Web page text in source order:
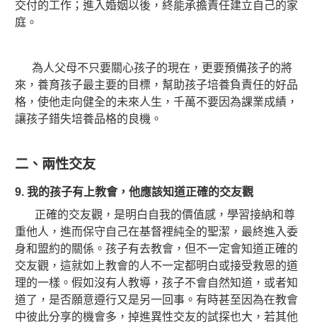
交付的工作；進入婚姻以後，終能承擔責任建立自己的家
庭。
為人父母不只要關心孩子的現在，更要預備孩子的將
來，養育孩子最主要的目標，幫助孩子培養負責任的好品
格，使他走向健全的未來人生，千萬不要因為課業成績，
讓孩子錯失培養品格的良機。
二、兩性交友
9. 我的孩子有上教會，他應該知道正確的交友觀
正確的交友觀，是明白自我的價值感，學習接納和尊
重他人，進而保守自己在基督裡純全的聖潔，最終進入委
身和盟約的關係。 孩子有去教會，但不一定會知道正確的
交友觀，這就如上教會的人不一定都明白或接受救恩的道
理的一樣。假如沒有人教導，孩子不會自然知道，或者知
道了，是否願意遵行又是另一回事。有時甚至因為在教會
中彼此分享的機會多，掉進異性交友的試探也大，若其他